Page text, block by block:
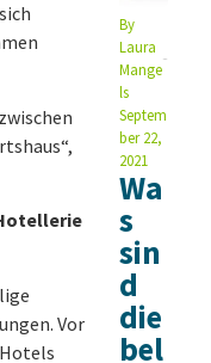
Vor
By
Laura
Mange
ls
Septem
ber 22,
2021
Wa
s
sin
d
die
bel